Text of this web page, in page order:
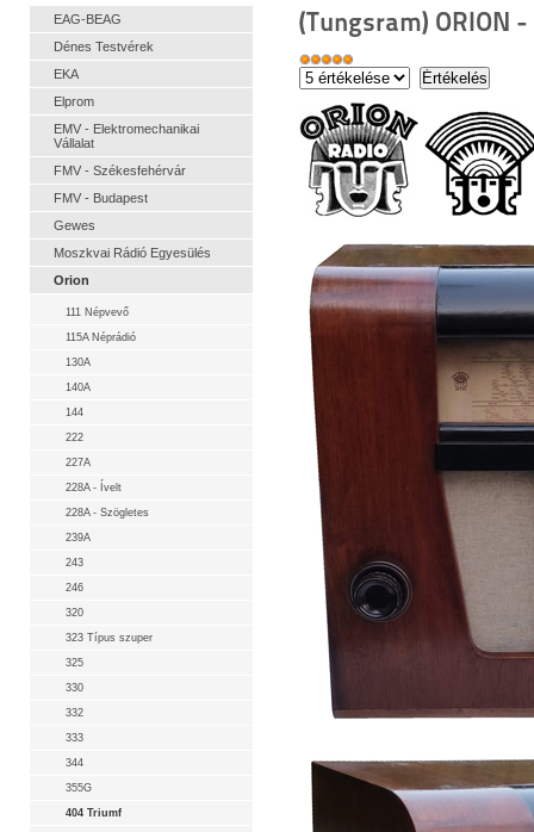
EAG-BEAG
Dénes Testvérek
EKA
Elprom
EMV - Elektromechanikai
Vállalat
FMV - Székesfehérvár
FMV - Budapest
Gewes
Moszkvai Rádió Egyesülés
Orion
111 Népvevő
115A Néprádió
130A
140A
144
222
227A
228A - Ívelt
228A - Szögletes
239A
243
246
320
323 Típus szuper
325
330
332
333
344
355G
404 Triumf
(Tungsram) ORION